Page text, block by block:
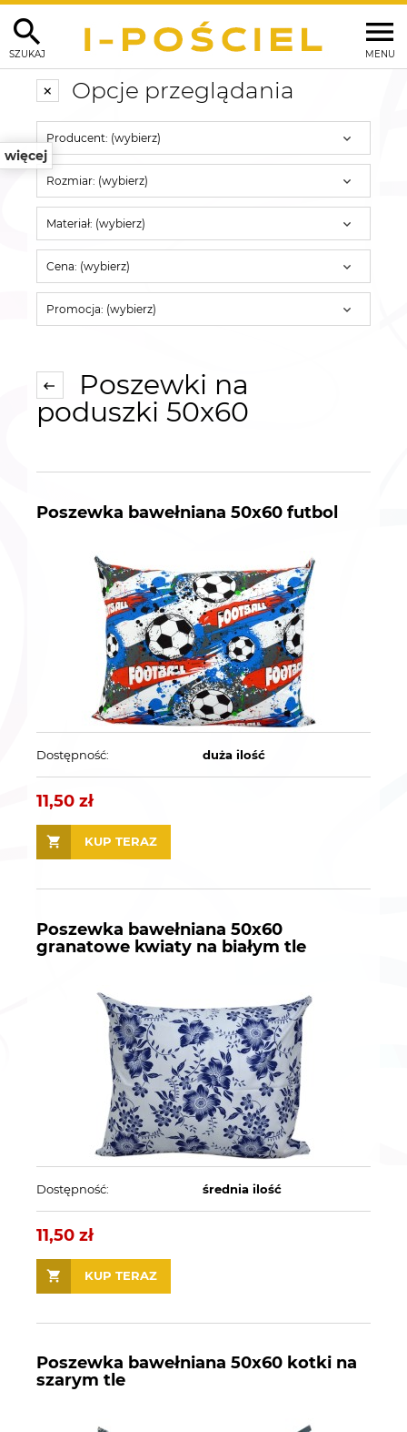
MENU
SZUKAJ
więcej
Opcje przeglądania
Producent: (wybierz)
Rozmiar: (wybierz)
Materiał: (wybierz)
Cena: (wybierz)
Promocja: (wybierz)
Poszewki na
poduszki 50x60
Poszewka bawełniana 50x60 futbol
Dostępność: duża ilość
11,50 zł
KUP TERAZ
Poszewka bawełniana 50x60
granatowe kwiaty na białym tle
Dostępność: średnia ilość
11,50 zł
KUP TERAZ
Poszewka bawełniana 50x60 kotki na
szarym tle